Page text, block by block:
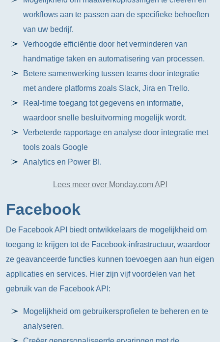
workflows aan te passen aan de specifieke behoeften
van uw bedrijf.
Verhoogde efficiëntie door het verminderen van
handmatige taken en automatisering van processen.
Betere samenwerking tussen teams door integratie
met andere platforms zoals Slack, Jira en Trello.
Real-time toegang tot gegevens en informatie,
waardoor snelle besluitvorming mogelijk wordt.
Verbeterde rapportage en analyse door integratie met
tools zoals Google
Analytics en Power BI.
Lees meer over Monday.com API
Facebook
De Facebook API biedt ontwikkelaars de mogelijkheid om
toegang te krijgen tot de Facebook-infrastructuur, waardoor
ze geavanceerde functies kunnen toevoegen aan hun eigen
applicaties en services. Hier zijn vijf voordelen van het
gebruik van de Facebook API:
Mogelijkheid om gebruikersprofielen te beheren en te
analyseren.